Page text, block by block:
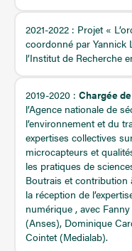
2021-2022 : Projet «
coordonné par Yannick
l’Institut de Recherche
2019-2020 : Chargée
l’Agence nationale de
l’environnement et du
expertises collectives
microcapteurs et
les pratiques de
Boutrais et contribution
la réception de
numérique , avec
(Anses), Dominique
Cointet (Medialab).